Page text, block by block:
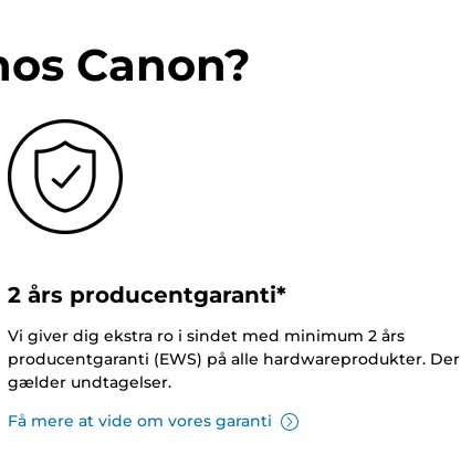
Canon?
2 års producentgaranti*
Vi giver dig ekstra ro i sindet med minimum 2 års
producentgaranti (EWS) på alle hardwareprodukter. Der
gælder undtagelser.
Få mere at vide om vores garanti